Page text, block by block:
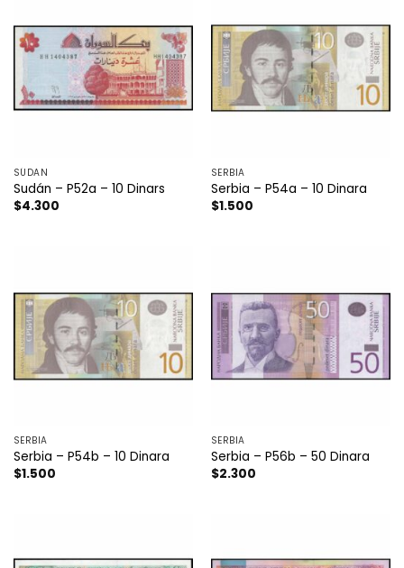
SÚDAN
Sudán – P52a – 10 Dinars
$4.300
SERBIA
Serbia – P54a – 10 Dinara
$1.500
SERBIA
Serbia – P54b – 10 Dinara
$1.500
SERBIA
Serbia – P56b – 50 Dinara
$2.300